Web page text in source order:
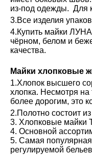
из-под одежды. Для
3.Все изделия
4.Купить майки
чёрном, белом и
качества.
Майки хлопковые
1.Хлопок высшего
хлопка. Несмотря на
более дорогим, это
2.Полотно состоит
3. Хлопковые майки
4. Основной
5. Самая
регулируемой